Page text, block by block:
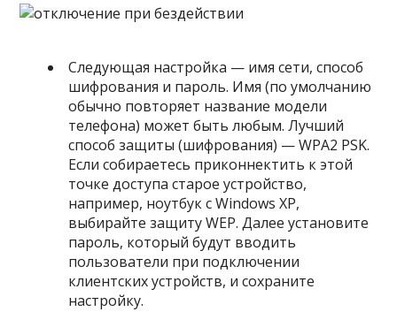
Следующая настройка — имя сети, способ
шифрования и пароль. Имя (по умолчанию
обычно повторяет название модели
телефона) может быть любым. Лучший
способ защиты (шифрования) — WPA2 PSK.
Если собираетесь приконнектить к этой
точке доступа старое устройство,
например, ноутбук с Windows XP,
выбирайте защиту WEP. Далее установите
пароль, который будут вводить
пользователи при подключении
клиентских устройств, и сохраните
настройку.